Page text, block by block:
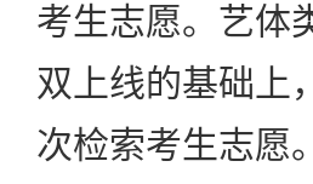
考生志愿。艺体
双上线的基础上
次检索考生志愿。